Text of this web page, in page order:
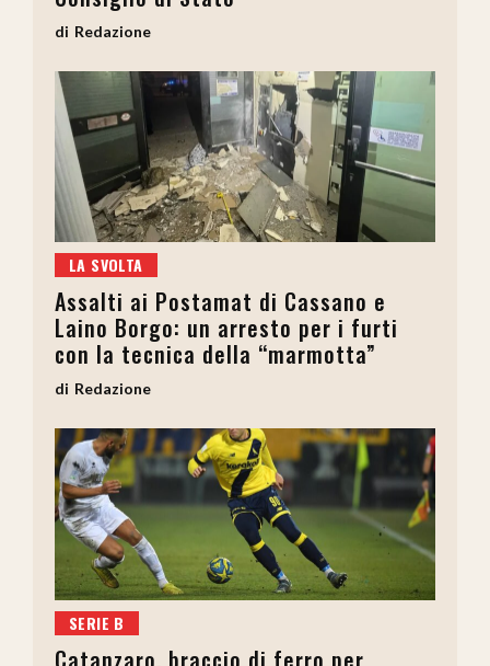
Redazione
LA SVOLTA
Assalti ai Postamat di Cassano e
Laino Borgo: un arresto per i furti
con la tecnica della “marmotta”
Redazione
SERIE B
Catanzaro, braccio di ferro per